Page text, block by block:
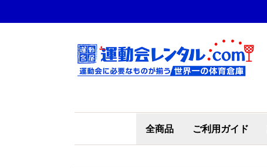
全商品 ご利用ガイド